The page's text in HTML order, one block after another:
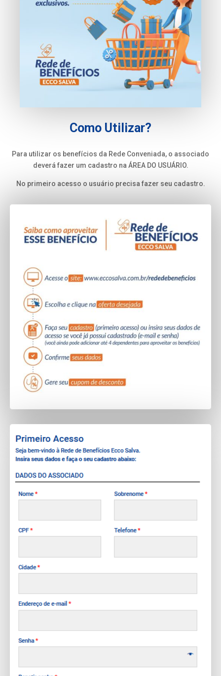
Como Utilizar?
Para utilizar os benefícios da Rede Conveniada, o associado
deverá fazer um cadastro naÁREA DO USUÁRIO.
No primeiro acesso o usuário precisa fazer seu cadastro.